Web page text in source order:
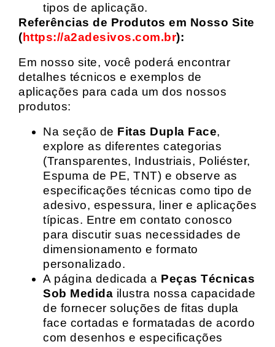
tipos de aplicação.
Referências de Produtos em Nosso Site
(https://a2adesivos.com.br):
Em nosso site, você poderá encontrar
detalhes técnicos e exemplos de
aplicações para cada um dos nossos
produtos:
Na seção de Fitas Dupla Face,
explore as diferentes categorias
(Transparentes, Industriais, Poliéster,
Espuma de PE, TNT) e observe as
especificações técnicas como tipo de
adesivo, espessura, liner e aplicações
típicas. Entre em contato conosco
para discutir suas necessidades de
dimensionamento e formato
personalizado.
A página dedicada a Peças Técnicas
Sob Medida ilustra nossa capacidade
de fornecer soluções de fitas dupla
face cortadas e formatadas de acordo
com desenhos e especificações